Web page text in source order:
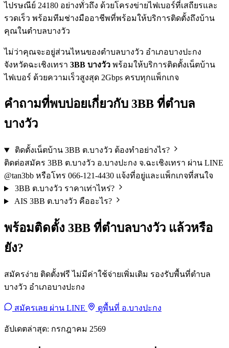
ไปรษณีย์ 24180 อย่างทั่วถึง ด้วยโครงข่ายไฟเบอร์ที่เสถียรและ
รวดเร็ว พร้อมทีมช่างมืออาชีพที่พร้อมให้บริการติดตั้งถึงบ้าน
คุณในตำบลบางวัว
ไม่ว่าคุณจะอยู่ส่วนไหนของตำบลบางวัว อำเภอบางปะกง
จังหวัดฉะเชิงเทรา 3BB บางวัว พร้อมให้บริการติดตั้งเน็ตบ้าน
ไฟเบอร์ ด้วยความเร็วสูงสุด 2Gbps ครบทุกแพ็กเกจ
คำถามที่พบบ่อยเกี่ยวกับ 3BB ที่ตำบล
บางวัว
ติดตั้งเน็ตบ้าน 3BB ต.บางวัว ต้องทำอย่างไร?
ติดต่อสมัคร 3BB ต.บางวัว อ.บางปะกง จ.ฉะเชิงเทรา ผ่าน LINE
@tan3bb หรือโทร 066-121-4430 แจ้งที่อยู่และแพ็กเกจที่สนใจ
3BB ต.บางวัว ราคาเท่าไหร่?
AIS 3BB ต.บางวัว คืออะไร?
พร้อมติดตั้ง 3BB ที่ตำบลบางวัว แล้วหรือ
ยัง?
สมัครง่าย ติดตั้งฟรี ไม่มีค่าใช้จ่ายเพิ่มเติม รองรับพื้นที่ตำบล
บางวัว อำเภอบางปะกง
สมัครเลย ผ่าน LINE ดูพื้นที่ อ.บางปะกง
อัปเดตล่าสุด: กรกฎาคม 2569